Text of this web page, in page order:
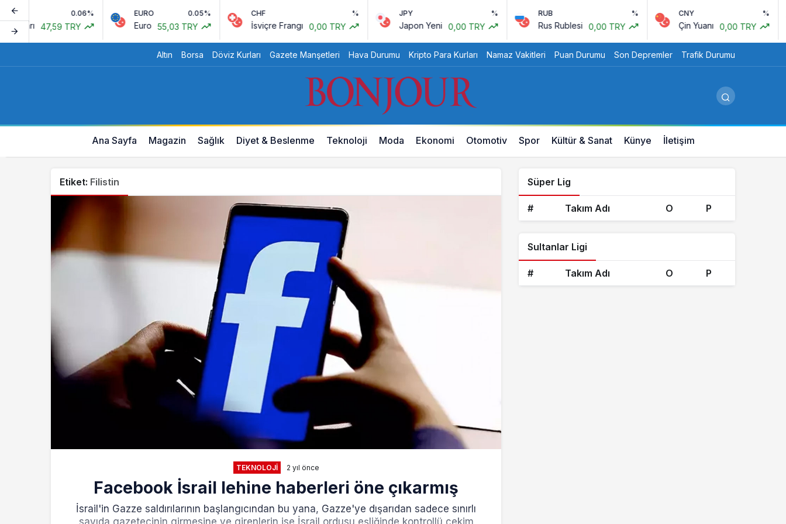
0.06%
47,59 TRY
EURO 0.05%
Euro 55,03 TRY
CHF
İsviçre Frangı 0,00 TRY Japon Yeni 0,00 TRY Rus Rublesi 0,00 TRY
CNY
Çin Yuanı 0,00 TRY
Altın Borsa Döviz Kurları Gazete Manşetleri Hava Durumu Kripto Para Kurları Namaz Vakitleri Puan Durumu Son Depremler Trafik Durumu
Ana Sayfa Magazin Sağlık Diyet & Beslenme Teknoloji Moda Ekonomi Otomotiv Spor Kültür & Sanat Künye İletişim
Etiket: Filistin
TEKNOLOJI 2 yıl önce
Facebook İsrail lehine haberleri öne çıkarmış
İsrail'in Gazze saldırılarının başlangıcından bu yana, Gazze'ye dışarıdan sadece sınırlı
Süper Lig
# Takım Adı O P
Sultanlar Ligi
# Takım Adı O P